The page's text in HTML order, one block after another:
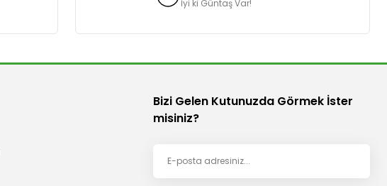
İyi ki Güntaş Var!
Bizi Gelen Kutunuzda Görmek İster
misiniz?